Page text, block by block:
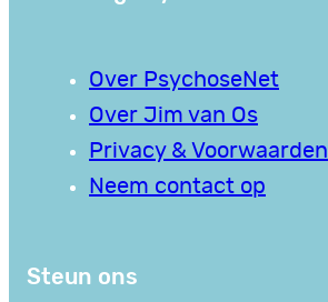
Over PsychoseNet
Over Jim van Os
Privacy & Voorwaarden
Neem contact op
Steun ons